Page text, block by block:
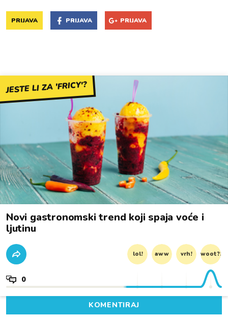
PRIJAVA PRIJAVA PRIJAVA
JESTE LI ZA 'FRICY'?
Novi gastronomski trend koji spaja voće i
ljutinu
lol! aww vrh! woot?!
0
KOMENTIRAJ